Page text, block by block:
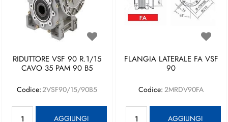
RIDUTTORE VSF 90 R.1/15
CAVO 35 PAM 90 B5
Codice:2VSF90/15/90B5
AGGIUNGI
FLANGIA LATERALE FA VSF
90
Codice: 2MRDV90FA
AGGIUNGI